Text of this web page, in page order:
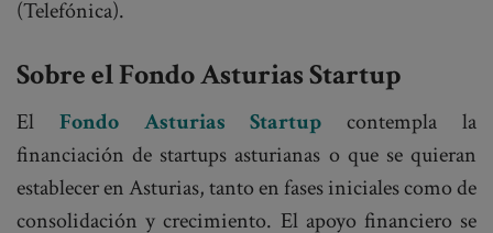
(Telefónica).
Sobre el Fondo Asturias Startup
El Fondo Asturias Startup contempla la
financiación de startups asturianas o que se quieran
establecer en Asturias, tanto en fases iniciales como de
consolidación y crecimiento. El apoyo financiero se